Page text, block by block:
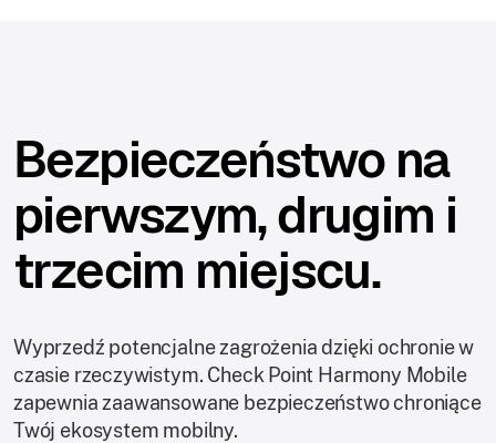
Bezpieczeństwo na
pierwszym, drugim i
trzecim miejscu.
Wyprzedź potencjalne zagrożenia dzięki ochronie w
czasie rzeczywistym. Check Point Harmony Mobile
zapewnia zaawansowane bezpieczeństwo chroniące
Twój ekosystem mobilny.